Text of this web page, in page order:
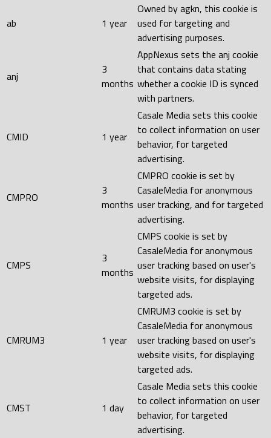
ab 1 year
Owned by agkn, this cookie is
used for targeting and
advertising purposes.
anj
3
months
AppNexus sets the anj cookie
that contains data stating
whether a cookie ID is synced
with partners.
CMID 1 year
Casale Media sets this cookie
to collect information on user
behavior, for targeted
advertising.
CMPRO
3
months
CMPRO cookie is set by
CasaleMedia for anonymous
user tracking, and for targeted
advertising.
CMPS
3
months
CMPS cookie is set by
CasaleMedia for anonymous
user tracking based on user's
website visits, for displaying
targeted ads.
CMRUM3 1 year
CMRUM3 cookie is set by
CasaleMedia for anonymous
user tracking based on user's
website visits, for displaying
targeted ads.
CMST 1 day
Casale Media sets this cookie
to collect information on user
behavior, for targeted
advertising.